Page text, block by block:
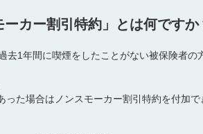
ーカー割引特約」とは何ですか
去1年間に喫煙をしたことがない被保険者の
た場合はノンスモーカー割引特約を付加で